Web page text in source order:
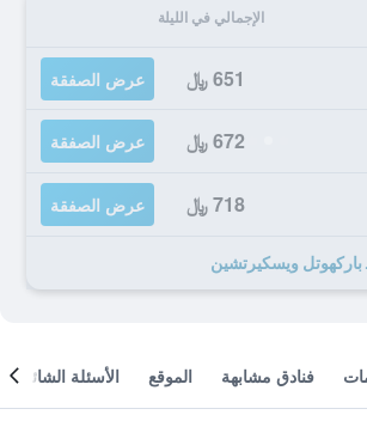
الإجمالي في الليلة
651 ﷼ عرض الصفقة
672 ﷼ عرض الصفقة
718 ﷼ عرض الصفقة
فنادق مشابهة الموقع الأسئلة الشائعة